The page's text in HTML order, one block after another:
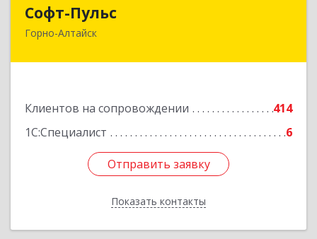
Софт-Пульс
Горно-Алтайск
Клиентов на сопровождении
414
1С:Специалист
6
Отправить заявку
Показать контакты
649006, Алтай Респ, Горно-Алтайск г,
Отправить заявку
Назад